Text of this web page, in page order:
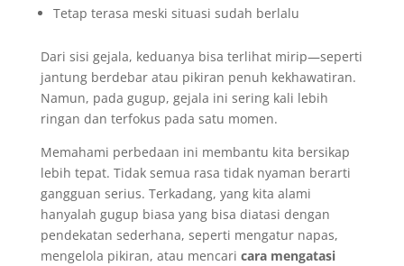
Tetap terasa meski situasi sudah berlalu
Dari sisi gejala, keduanya bisa terlihat mirip—seperti
jantung berdebar atau pikiran penuh kekhawatiran.
Namun, pada gugup, gejala ini sering kali lebih
ringan dan terfokus pada satu momen.
Memahami perbedaan ini membantu kita bersikap
lebih tepat. Tidak semua rasa tidak nyaman berarti
gangguan serius. Terkadang, yang kita alami
hanyalah gugup biasa yang bisa diatasi dengan
pendekatan sederhana, seperti mengatur napas,
mengelola pikiran, atau mencari cara mengatasi